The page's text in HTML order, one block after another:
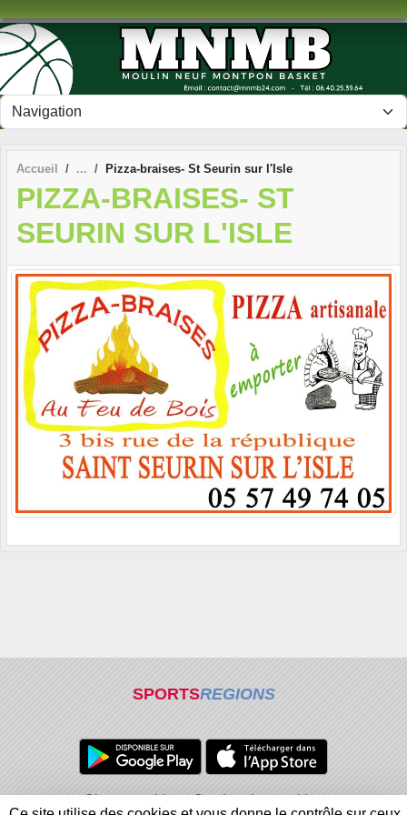
Accueil Pizza-braises- St Seurin sur l'Isle
PIZZA-BRAISES- ST
SEURIN SUR L'ISLE
SPORTSREGIONS
Charte cookies
Gestion des cookies